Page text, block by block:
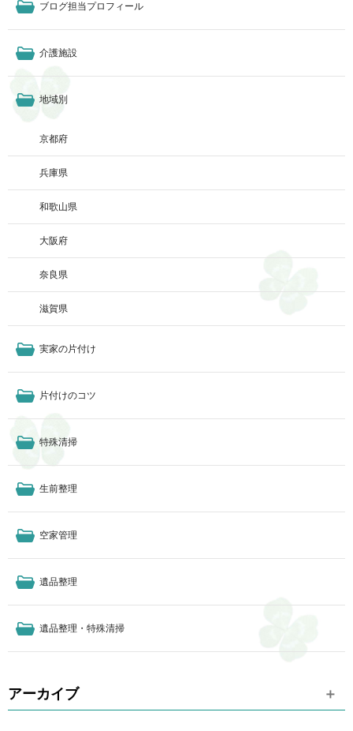
ブログ担当プロフィール
介護施設
地域別
京都府
兵庫県
和歌山県
大阪府
奈良県
滋賀県
実家の片付け
片付けのコツ
特殊清掃
生前整理
空家管理
遺品整理
遺品整理・特殊清掃
アーカイブ